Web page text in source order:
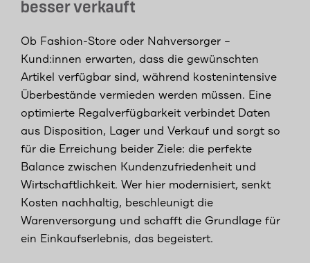
besser verkauft
Ob Fashion-Store oder Nahversorger –
Kund:innen erwarten, dass die gewünschten
Artikel verfügbar sind, während kostenintensive
Überbestände vermieden werden müssen. Eine
optimierte Regalverfügbarkeit verbindet Daten
aus Disposition, Lager und Verkauf und sorgt so
für die Erreichung beider Ziele: die perfekte
Balance zwischen Kundenzufriedenheit und
Wirtschaftlichkeit. Wer hier modernisiert, senkt
Kosten nachhaltig, beschleunigt die
Warenversorgung und schafft die Grundlage für
ein Einkaufserlebnis, das begeistert.